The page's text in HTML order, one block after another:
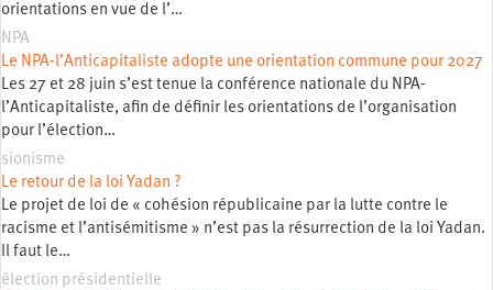
orientations en vue de l’…
NPA
Le NPA-l’Anticapitaliste adopte une orientation commune pour 2027
Les 27 et 28 juin s’est tenue la conférence nationale du NPA-
l’Anticapitaliste, afin de définir les orientations de l’organisation
pour l’élection…
sionisme
Le retour de la loi Yadan ?
Le projet de loi de « cohésion républicaine par la lutte contre le
racisme et l’antisémitisme » n’est pas la résurrection de la loi Yadan.
Il faut le…
élection présidentielle